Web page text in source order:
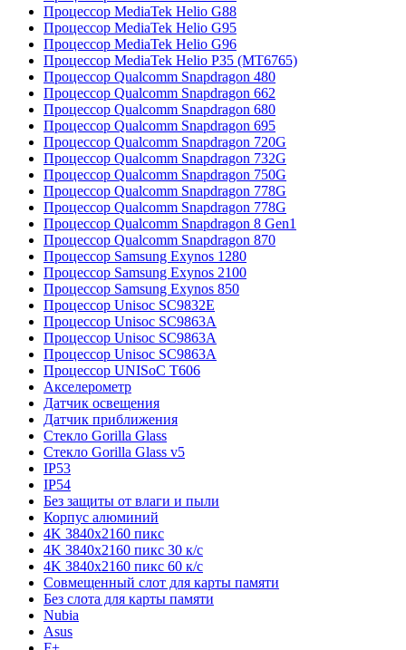
Процессор MediaTek Helio G88
Процессор MediaTek Helio G95
Процессор MediaTek Helio G96
Процессор MediaTek Helio P35 (MT6765)
Процессор Qualcomm Snapdragon 480
Процессор Qualcomm Snapdragon 662
Процессор Qualcomm Snapdragon 680
Процессор Qualcomm Snapdragon 695
Процессор Qualcomm Snapdragon 720G
Процессор Qualcomm Snapdragon 732G
Процессор Qualcomm Snapdragon 750G
Процессор Qualcomm Snapdragon 778G
Процессор Qualcomm Snapdragon 778G
Процессор Qualcomm Snapdragon 8 Gen1
Процессор Qualcomm Snapdragon 870
Процессор Samsung Exynos 1280
Процессор Samsung Exynos 2100
Процессор Samsung Exynos 850
Процессор Unisoc SC9832E
Процессор Unisoc SC9863A
Процессор Unisoc SC9863A
Процессор Unisoc SC9863A
Процессор UNISoC T606
Акселерометр
Датчик освещения
Датчик приближения
Стекло Gorilla Glass
Стекло Gorilla Glass v5
IP53
IP54
Без защиты от влаги и пыли
Корпус алюминий
4K 3840x2160 пикс
4K 3840x2160 пикс 30 к/с
4K 3840x2160 пикс 60 к/с
Совмещенный слот для карты памяти
Без слота для карты памяти
Nubia
Asus